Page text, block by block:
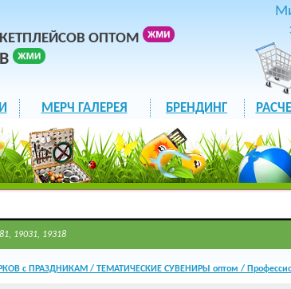
ОПТОМ
МЕРЧ ГАЛЕРЕЯ БРЕНДИНГ
19031, 19318
с ПРАЗДНИКАМ / ТЕМАТИЧЕСКИЕ СУВЕНИРЫ оптом /